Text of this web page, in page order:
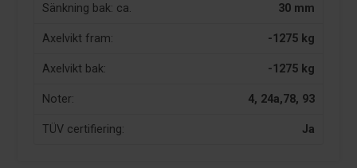
Sänkning bak: ca. 30 mm
Axelvikt fram: -1275 kg
Axelvikt bak: -1275 kg
Noter: 4, 24a,78, 93
TÜV certifiering: Ja